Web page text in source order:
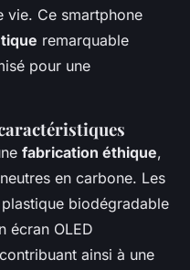
vie. Ce smartphone
remarquable
pour une
fabrication éthique,
en carbone. Les
biodégradable
écran OLED
ainsi à une